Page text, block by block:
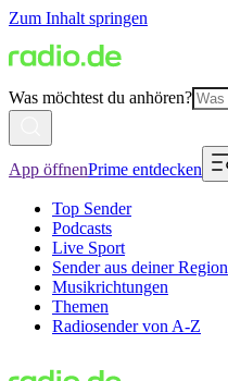
Zum Inhalt springen
Was möchtest du anhören?
App öffnenPrime entdecken
Top Sender
Podcasts
Live Sport
Sender aus deiner Region
Musikrichtungen
Themen
Radiosender von A-Z